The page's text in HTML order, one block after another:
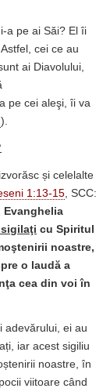
a pe ai Săi? El îi
cei ce au
ai Diavolului,
pe cei aleşi, îi va
).
și celelalte
1:13-15 , SCC:
Evanghelia
cu Spiritul
noastre,
o laudă a
cea din voi în
adevărului, ei au
iar acest sigiliu
noastre, în
viitoare când